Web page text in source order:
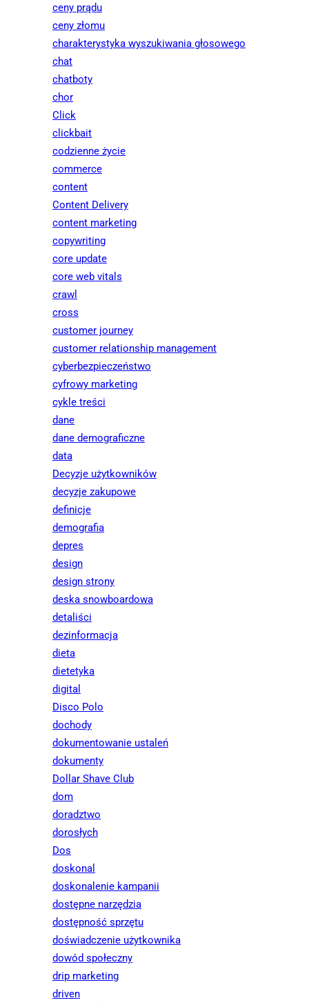
ceny prądu
ceny złomu
charakterystyka wyszukiwania głosowego
chat
chatboty
chor
Click
clickbait
codzienne życie
commerce
content
Content Delivery
content marketing
copywriting
core update
core web vitals
crawl
cross
customer journey
customer relationship management
cyberbezpieczeństwo
cyfrowy marketing
cykle treści
dane
dane demograficzne
data
Decyzje użytkowników
decyzje zakupowe
definicje
demografia
depres
design
design strony
deska snowboardowa
detaliści
dezinformacja
dieta
dietetyka
digital
Disco Polo
dochody
dokumentowanie ustaleń
dokumenty
Dollar Shave Club
dom
doradztwo
dorosłych
Dos
doskonal
doskonalenie kampanii
dostępne narzędzia
dostępność sprzętu
doświadczenie użytkownika
dowód społeczny
drip marketing
driven